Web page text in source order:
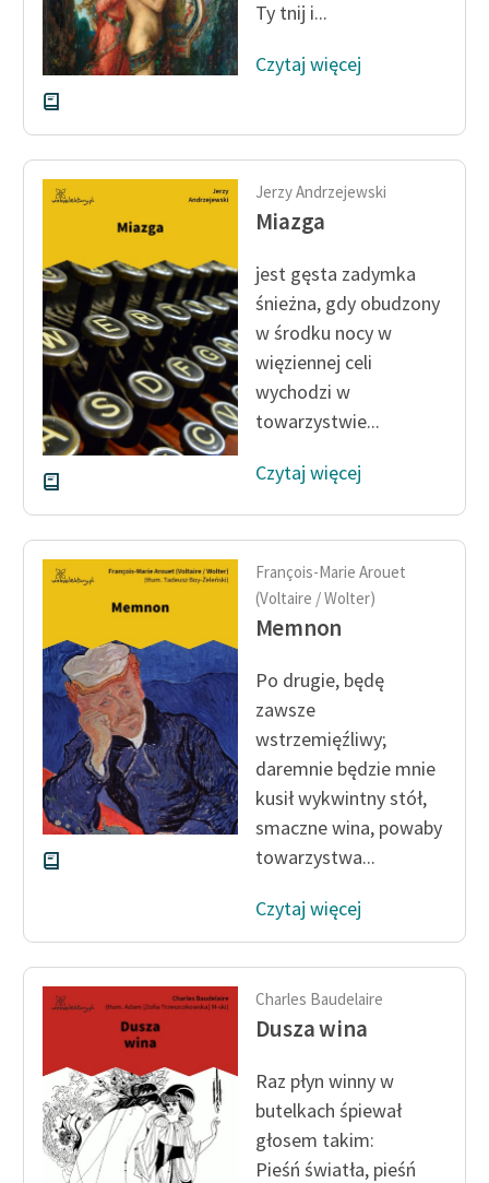
Ty tnij i...
Czytaj więcej
Jerzy Andrzejewski
Miazga
jest gęsta zadymka
śnieżna, gdy obudzony
w środku nocy w
więziennej celi
wychodzi w
towarzystwie...
Czytaj więcej
François-Marie Arouet
(Voltaire / Wolter)
Memnon
Po drugie, będę
zawsze
wstrzemięźliwy;
daremnie będzie mnie
kusił wykwintny stół,
smaczne wina, powaby
towarzystwa...
Czytaj więcej
Charles Baudelaire
Dusza wina
Raz płyn winny w
butelkach śpiewał
głosem takim:
Pieśń światła, pieśń